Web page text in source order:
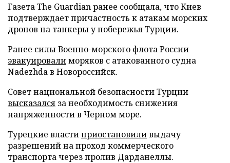
Газета The Guardian ранее сообщала, что Киев
подтверждает причастность к атакам морских
дронов на танкеры у побережья Турции.
Ранее силы Военно-морского флота России
эвакуировалиморяков с атакованного судна
Nadezhda в Новороссийск.
Совет национальной безопасности Турции
высказался за необходимость снижения
напряженности в Черном море.
Турецкие властиприостановиливыдачу
разрешений на проход коммерческого
транспорта через пролив Дарданеллы.